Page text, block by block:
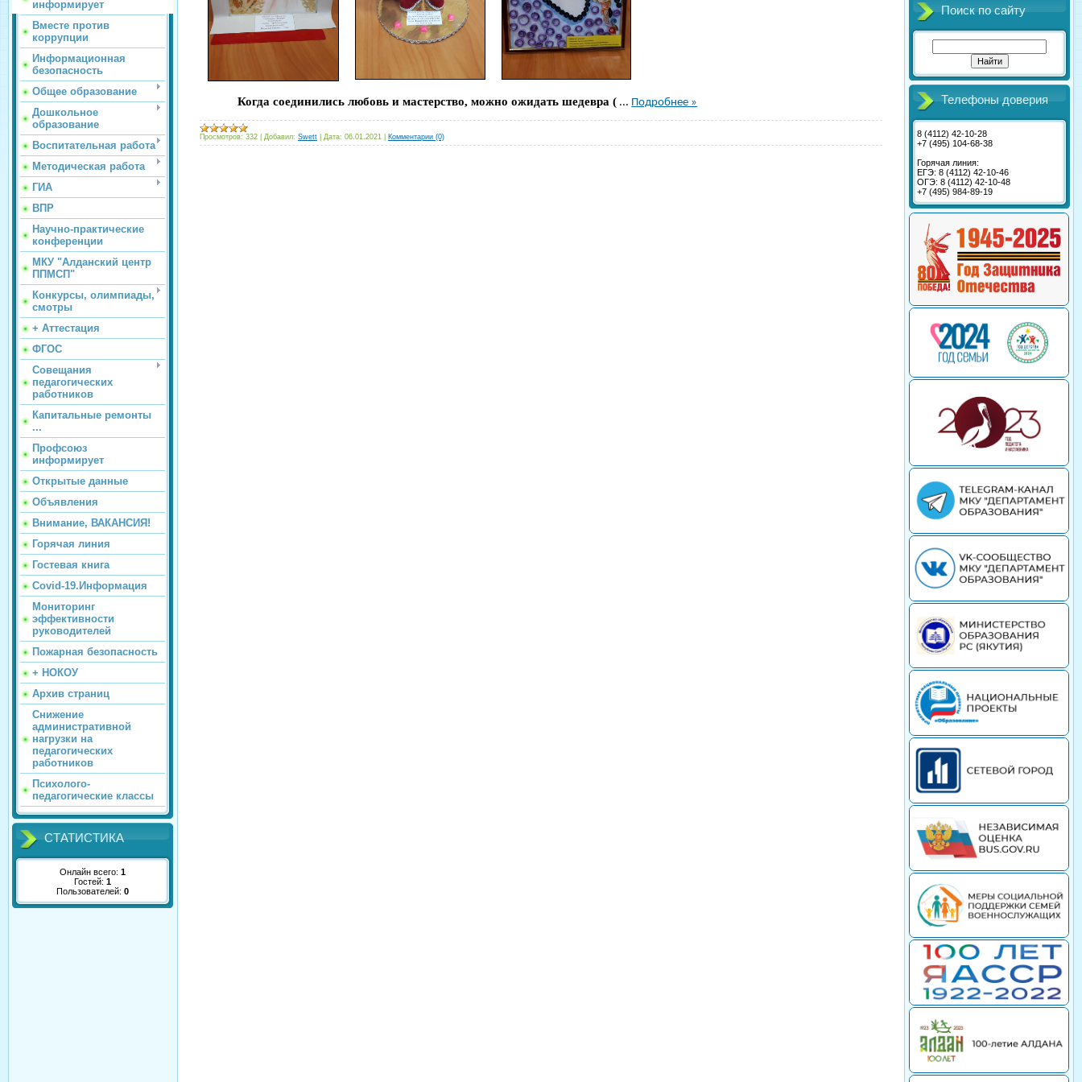
информирует
Вместе против
коррупции
Информационная
безопасность
Общее образование
Дошкольное
образование
Воспитательная работа
Методическая работа
ГИА
ВПР
Научно-практические
конференции
МКУ "Алданский центр
ППМСП"
Конкурсы, олимпиады,
смотры
+ Аттестация
ФГОС
Совещания
педагогических
работников
Капитальные ремонты
...
Профсоюз
информирует
Открытые данные
Объявления
Внимание, ВАКАНСИЯ!
Горячая линия
Гостевая книга
Covid-19.Информация
Мониторинг
эффективности
руководителей
Пожарная безопасность
+ НОКОУ
Архив страниц
Снижение
административной
нагрузки на
педагогических
работников
Психолого-
педагогические классы
СТАТИСТИКА
Онлайн всего: 1
Гостей: 1
Пользователей: 0
Когда соединились любовь и мастерство, можно ожидать шедевра ( ... Подробнее »
Просмотров: 332 Добавил: Swett Дата: 06.01.2021 Комментарии (0)
Поиск по сайту
Телефоны доверия
8 (4112) 42-10-28
+7 (495) 104-68-38
Горячая линия:
ЕГЭ: 8 (4112) 42-10-46
ОГЭ: 8 (4112) 42-10-48
+7 (495) 984-89-19